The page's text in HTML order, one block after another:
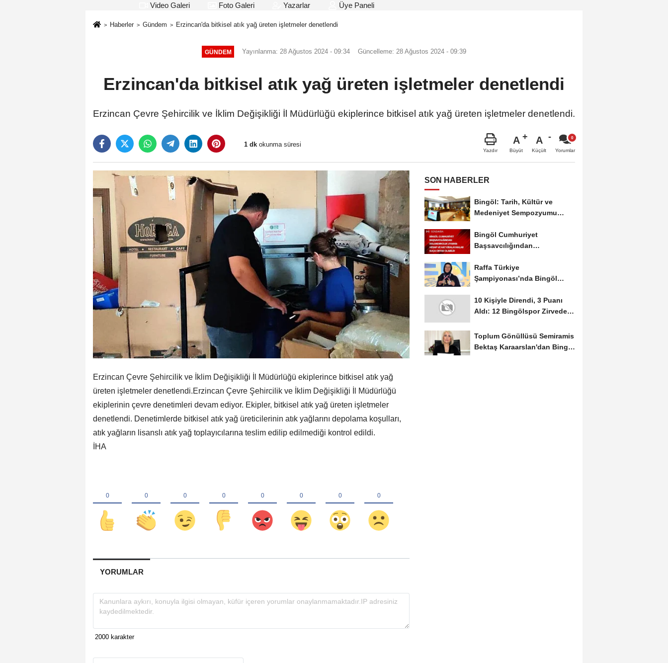
Video Galeri Foto Galeri Yazarlar Üye Paneli
Haberler Gündem Erzincan'da bitkisel atık yağ üreten işletmeler denetlendi
GÜNDEM Yayınlanma: 28 Ağustos 2024 - 09:34 Güncelleme: 28 Ağustos 2024 - 09:39
Erzincan'da bitkisel atık yağ üreten işletmeler denetlendi
Erzincan Çevre Şehircilik ve İklim Değişikliği İl Müdürlüğü ekiplerince bitkisel atık yağ üreten işletmeler denetlendi.
1 dk okunma süresi
Yazdır
A
Büyüt
A
Küçült Yorumlar
Erzincan Çevre Şehircilik ve İklim Değişikliği İl Müdürlüğü ekiplerince bitkisel atık yağ
üreten işletmeler denetlendi.Erzincan Çevre Şehircilik ve İklim Değişikliği İl Müdürlüğü
ekiplerinin çevre denetimleri devam ediyor. Ekipler, bitkisel atık yağ üreten işletmeler
denetlendi. Denetimlerde bitkisel atık yağ üreticilerinin atık yağlarını depolama koşulları,
atık yağların lisanslı atık yağ toplayıcılarına teslim edilip edilmediği kontrol edildi.
İHA
YORUMLAR
SON HABERLER
Bingöl: Tarih, Kültür ve
Medeniyet Sempozyumu
Bingöl Cumhuriyet
Başsavcılığından
Raffa Türkiye
Şampiyonası’nda Bingöl
10 Kişiyle Direndi, 3 Puanı
Aldı: 12 Bingölspor Zirvedeki
Toplum Gönüllüsü Semiramis
Bektaş Karaarslan'dan Bingöl